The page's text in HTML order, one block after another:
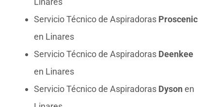
Servicio Técnico de Aspiradoras Proscenic
en Linares
Servicio Técnico de Aspiradoras Deenkee
en Linares
Servicio Técnico de Aspiradoras Dysonen